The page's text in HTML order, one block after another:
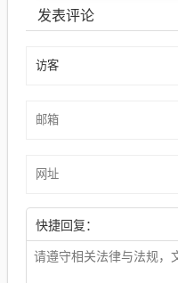
发表评论
快捷回复：